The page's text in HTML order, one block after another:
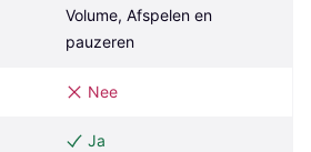
Volume, Afspelen en
pauzeren
Nee
Ja